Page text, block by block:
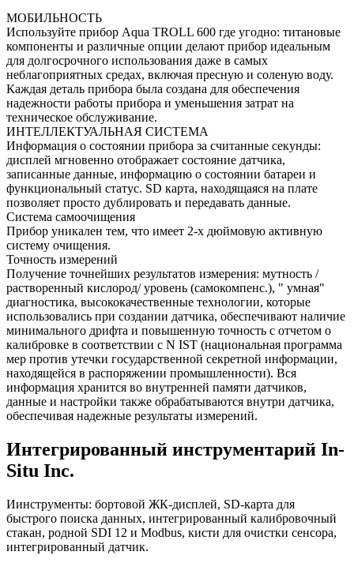
МОБИЛЬНОСТЬ
Используйте прибор Aqua TROLL 600 где угодно: титановые
компоненты и различные опции делают прибор идеальным
для долгосрочного использования даже в самых
неблагоприятных средах, включая пресную и соленую воду.
Каждая деталь прибора была создана для обеспечения
надежности работы прибора и уменьшения затрат на
техническое обслуживание.
ИНТЕЛЛЕКТУАЛЬНАЯ СИСТЕМА
Информация о состоянии прибора за считанные секунды:
дисплей мгновенно отображает состояние датчика,
записанные данные, информацию о состоянии батареи и
функциональный статус. SD карта, находящаяся на плате
позволяет просто дублировать и передавать данные.
Система самоочищения
Прибор уникален тем, что имеет 2-х дюймовую активную
систему очищения.
Точность измерений
Получение точнейших результатов измерения: мутность /
растворенный кислород/ уровень (самокомпенс.), " умная"
диагностика, высококачественные технологии, которые
использовались при создании датчика, обеспечивают наличие
минимального дрифта и повышенную точность с отчетом о
калибровке в соответствии с N IST (национальная программа
мер против утечки государственной секретной информации,
находящейся в распоряжении промышленности). Вся
информация хранится во внутренней памяти датчиков,
данные и настройки также обрабатываются внутри датчика,
обеспечивая надежные результаты измерений.
Интегрированный инструментарий In-
Situ Inc.
Иинструменты: бортовой ЖК-дисплей, SD-карта для
быстрого поиска данных, интегрированный калибровочный
стакан, родной SDI 12 и Modbus, кисти для очистки сенсора,
интегрированный датчик.